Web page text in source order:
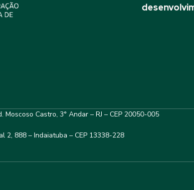
Moscoso Castro, 3° Andar – RJ – CEP 20050-005
2, 888 – Indaiatuba – CEP 13338-228